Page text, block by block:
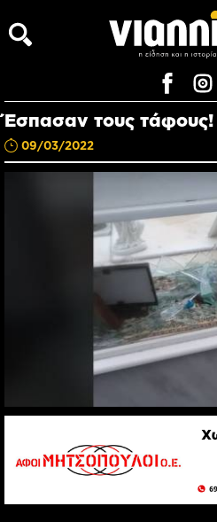
Έσπασαν τους τάφους!
09/03/2022